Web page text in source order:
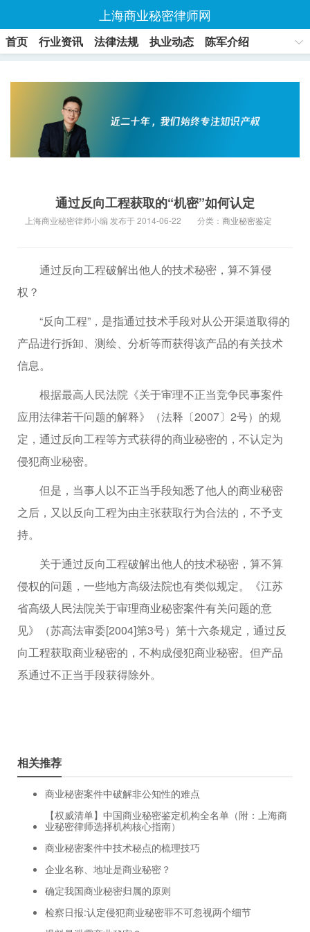
上海商业秘密律师网
首页 行业资讯 法律法规 执业动态
陈军介绍
通过反向工程获取的“机密”如何认定
上海商业秘密律师小编 发布于 2014-06-22 分类： 商业秘密鉴定
通过反向工程破解出他人的技术秘密，算不算侵
权？
“反向工程”，是指通过技术手段对从公开渠道取得的
产品进行拆卸、测绘、分析等而获得该产品的有关技术
信息。
根据最高人民法院《关于审理不正当竞争民事案件
应用法律若干问题的解释》（法释〔2007〕2号）的规
定，通过反向工程等方式获得的商业秘密的，不认定为
侵犯商业秘密。
但是，当事人以不正当手段知悉了他人的商业秘密
之后，又以反向工程为由主张获取行为合法的，不予支
持。
关于通过反向工程破解出他人的技术秘密，算不算
侵权的问题，一些地方高级法院也有类似规定。《江苏
省高级人民法院关于审理商业秘密案件有关问题的意
见》（苏高法审委[2004]第3号）第十六条规定，通过反
向工程获取商业秘密的，不构成侵犯商业秘密。但产品
系通过不正当手段获得除外。
相关推荐
商业秘密案件中破解非公知性的难点
【权威清单】中国商业秘密鉴定机构全名单（附：上海商
业秘密律师选择机构核心指南）
商业秘密案件中技术秘点的梳理技巧
企业名称、地址是商业秘密？
确定我国商业秘密归属的原则
检察日报:认定侵犯商业秘密罪不可忽视两个细节